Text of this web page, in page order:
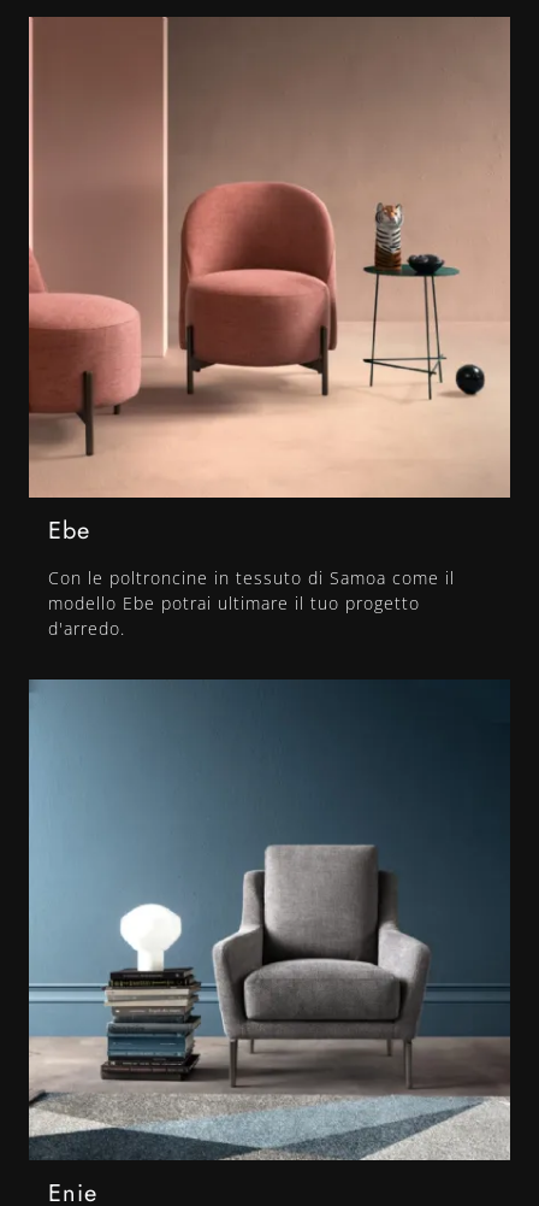
Ebe
Con le poltroncine in tessuto di Samoa come il
modello Ebe potrai ultimare il tuo progetto
d'arredo.
Enie